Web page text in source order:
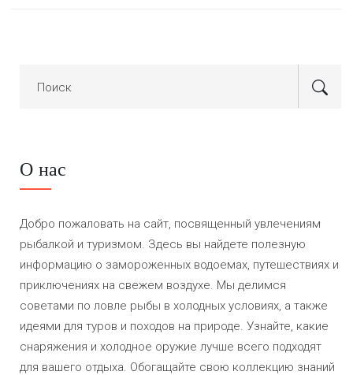
О нас
Добро пожаловать на сайт, посвященный увлечениям
рыбалкой и туризмом. Здесь вы найдете полезную
информацию о замороженных водоемах, путешествиях и
приключениях на свежем воздухе. Мы делимся
советами по ловле рыбы в холодных условиях, а также
идеями для туров и походов на природе. Узнайте, какие
снаряжения и холодное оружие лучше всего подходят
для вашего отдыха. Обогащайте свою коллекцию знаний